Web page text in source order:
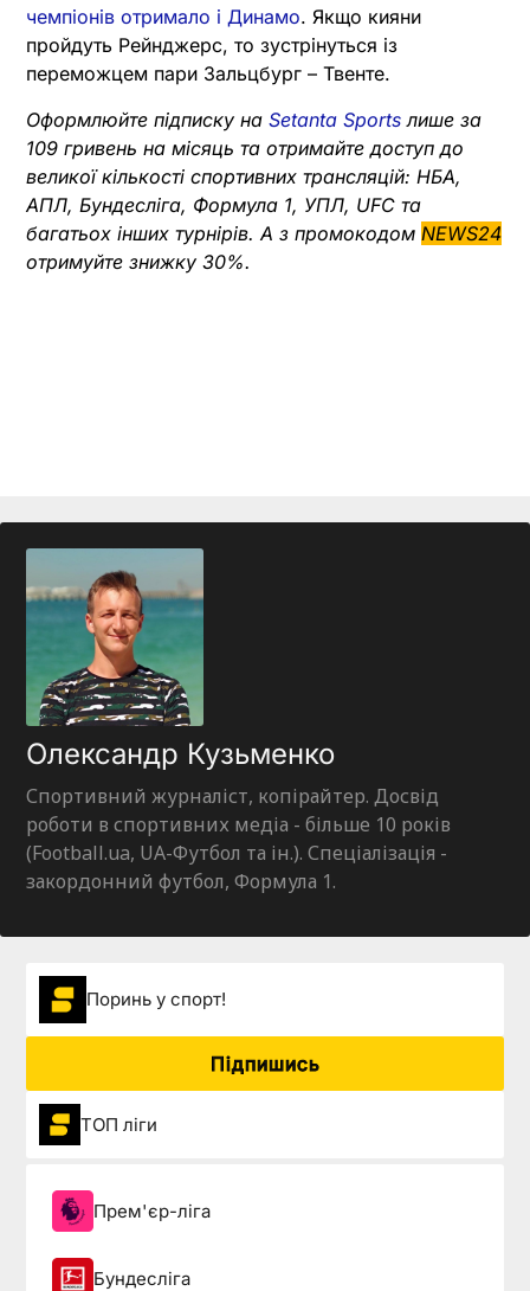
чемпіонів отримало і Динамо. Якщо кияни
пройдуть Рейнджерс, то зустрінуться із
переможцем пари Зальцбург – Твенте.
Оформлюйте підписку на Setanta Sports лише за
109 гривень на місяць та отримайте доступ до
великої кількості спортивних трансляцій: НБА,
АПЛ, Бундесліга, Формула 1, УПЛ, UFC та
багатьох інших турнірів. А з промокодом NEWS24
отримуйте знижку 30%.
Олександр Кузьменко
Спортивний журналіст, копірайтер. Досвід
роботи в спортивних медіа - більше 10 років
(Football.ua, UA-Футбол та ін.). Спеціалізація -
закордонний футбол, Формула 1.
Поринь у спорт!
Підпишись
ТОП ліги
Прем'єр-ліга
Бундесліга